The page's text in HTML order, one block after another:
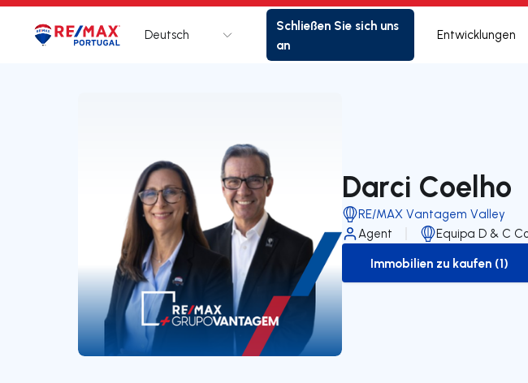
Logo Zur Startseite
Deutsch
Schließen Sie sich uns
an
Entwicklungen
Darci Coelho
RE/MAX Vantagem Valley
Agent
Equipa D & C
to-buy-listing
Immobilien zu kaufen (1)